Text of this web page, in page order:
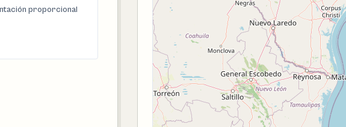
proporcional